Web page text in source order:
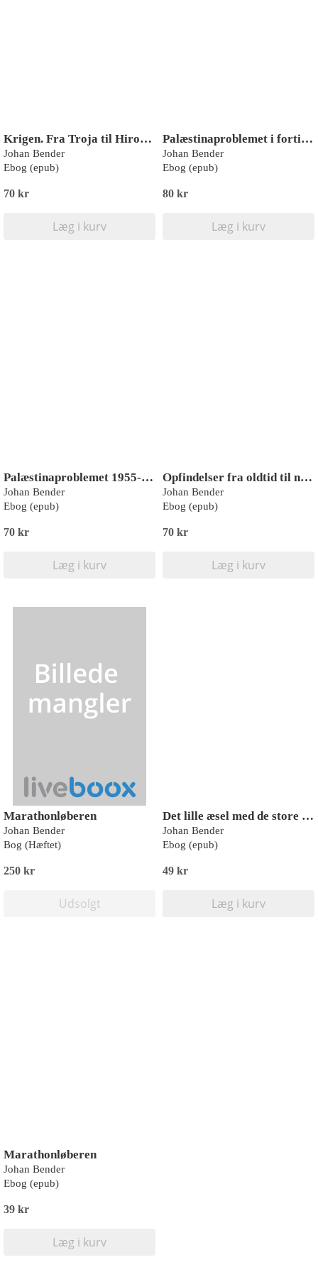
Krigen. Fra Troja til Hiroshima
Johan Bender
Ebog (epub)
70 kr
Læg i kurv
Palæstinaproblemet i fortid og nutid
Johan Bender
Ebog (epub)
80 kr
Læg i kurv
Palæstinaproblemet 1955-1974. Gennem tre krige i Mellemøsten til fredskonference i Genève
Johan Bender
Ebog (epub)
70 kr
Læg i kurv
Opfindelser fra oldtid til nutid
Johan Bender
Ebog (epub)
70 kr
Læg i kurv
Marathonløberen
Johan Bender
Bog (Hæftet)
250 kr
Udsolgt
Det lille æsel med de store ører
Johan Bender
Ebog (epub)
49 kr
Læg i kurv
Marathonløberen
Johan Bender
Ebog (epub)
39 kr
Læg i kurv